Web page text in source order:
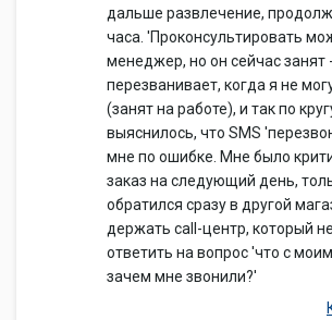
дальше развлечение,
часа. 'Проконсультировать
менеджер, но он сейчас занят
перезванивает, когда я не
(занят на работе), и так по
выяснилось, что SMS
мне по ошибке. Мне было
заказ на следующий день,
обратился сразу в другой
держать call-центр, который
ответить на вопрос 'что с
зачем мне звонили?'